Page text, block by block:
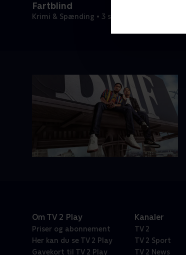
Fartblind
Krimi & Spænding • 3 sæsoner
Om TV 2 Play
Priser og abonnement
Her kan du se TV 2 Play
Gavekort til TV 2 Play
Kanaler
TV 2
TV 2 Sport
TV 2 News